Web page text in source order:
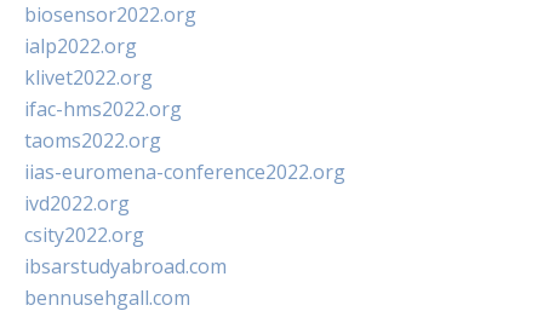
biosensor2022.org
ialp2022.org
klivet2022.org
ifac-hms2022.org
taoms2022.org
iias-euromena-conference2022.org
ivd2022.org
csity2022.org
ibsarstudyabroad.com
bennusehgall.com